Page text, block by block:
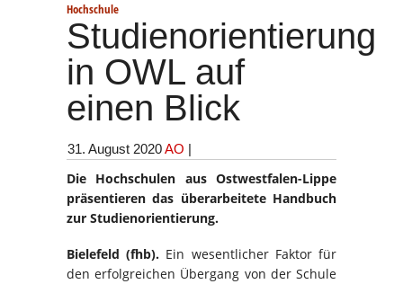
Hochschule
Studienorientierung
in OWL auf
einen Blick
31. August 2020AO |
Die Hochschulen aus Ostwestfalen-Lippe
präsentieren das überarbeitete Handbuch
zur Studienorientierung.
Bielefeld (fhb). Ein wesentlicher Faktor für
den erfolgreichen Übergang von der Schule